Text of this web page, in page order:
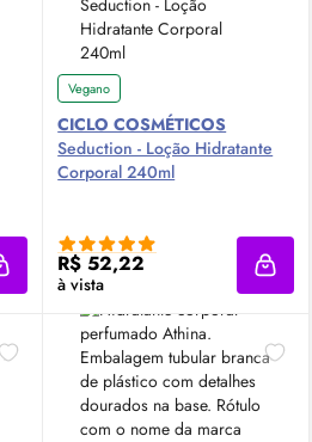
Adicionar à sacola
Vegano
CICLO COSMÉTICOS
Seduction - Loção Hidratante
Corporal 240ml
R$ 52,22
à vista